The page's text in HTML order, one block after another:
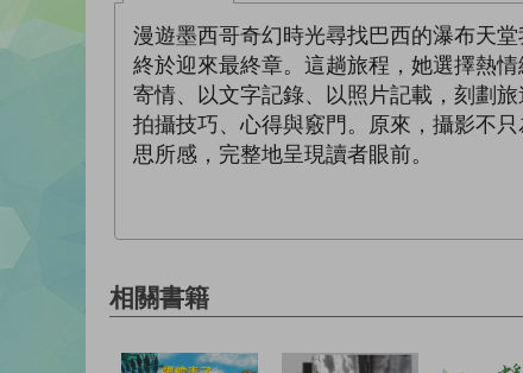
漫遊墨西哥奇幻時光尋找巴西的瀑布天
終於迎來最終章。這趟旅程，她選擇熱
寄情、以文字記錄、以照片記載，刻劃
拍攝技巧、心得與竅門。原來，攝影不
思所感，完整地呈現讀者眼前。
相關書籍